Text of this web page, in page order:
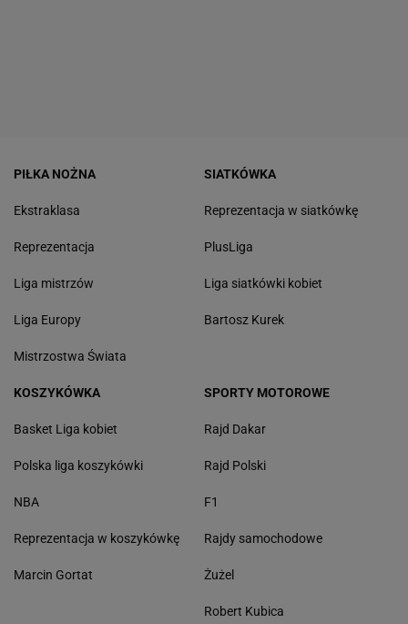
PIŁKA NOŻNA
Ekstraklasa
Reprezentacja
Liga mistrzów
Liga Europy
Mistrzostwa Świata
SIATKÓWKA
Reprezentacja w siatkówkę
PlusLiga
Liga siatkówki kobiet
Bartosz Kurek
KOSZYKÓWKA
Basket Liga kobiet
Polska liga koszykówki
NBA
Reprezentacja w koszykówkę
Marcin Gortat
SPORTY MOTOROWE
Rajd Dakar
Rajd Polski
F1
Rajdy samochodowe
Żużel
Robert Kubica